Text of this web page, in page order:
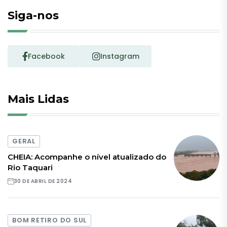
Siga-nos
Facebook Instagram
Mais Lidas
GERAL
CHEIA: Acompanhe o nível atualizado do
Rio Taquari
30 DE ABRIL DE 2024
BOM RETIRO DO SUL